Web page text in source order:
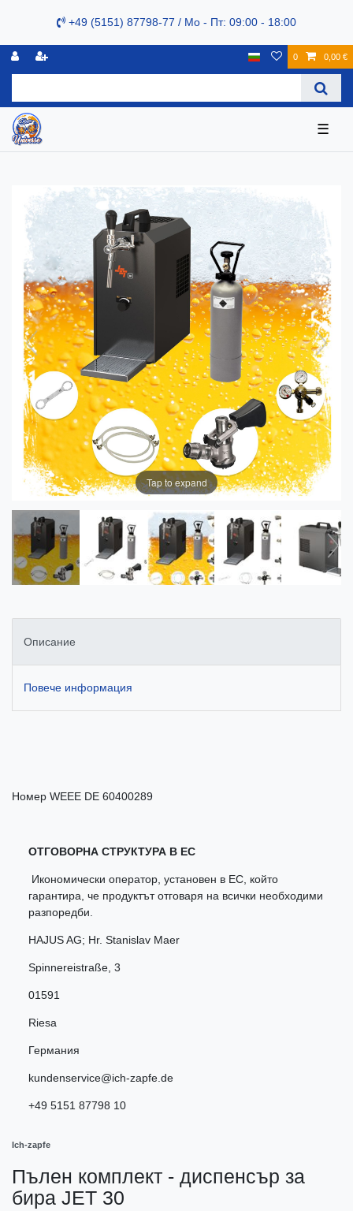
+49 (5151) 87798-77 / Mo - Пт: 09:00 - 18:00
0 0,00 €
☰
Tap to expand
Описание
Повече информация
Номер WEEE DE 60400289
ОТГОВОРНА СТРУКТУРА В ЕС
Икономически оператор, установен в ЕС, който
гарантира, че продуктът отговаря на всички необходими
разпоредби.
HAJUS AG; Hr. Stanislav Maer
Spinnereistraße 3
01591
Riesa
Германия
kundenservice@ich-zapfe.de
+49 5151 87798 10
Ich-zapfe
Пълен комплект - диспенсър за
бира JET 30